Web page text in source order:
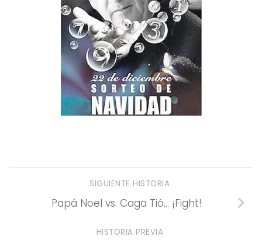
SIGUIENTE HISTORIA
Papá Noel vs. Caga Tió… ¡Fight!
HISTORIA PREVIA